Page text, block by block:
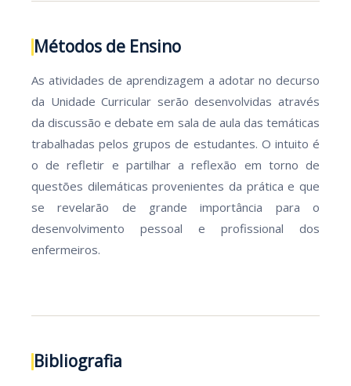
Métodos de Ensino
As atividades de aprendizagem a adotar no decurso
da Unidade Curricular serão desenvolvidas através
da discussão e debate em sala de aula das temáticas
trabalhadas pelos grupos de estudantes. O intuito é
o de refletir e partilhar a reflexão em torno de
questões dilemáticas provenientes da prática e que
se revelarão de grande importância para o
desenvolvimento pessoal e profissional dos
enfermeiros.
Bibliografia